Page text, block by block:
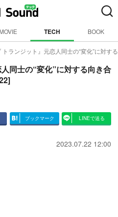
MOVIE TECH BOOK
トランジット』元恋人同士の“変化”に対す
同士の“変化”に対する向き合
ブックマーク LINEで送る
2023.07.22 12:00